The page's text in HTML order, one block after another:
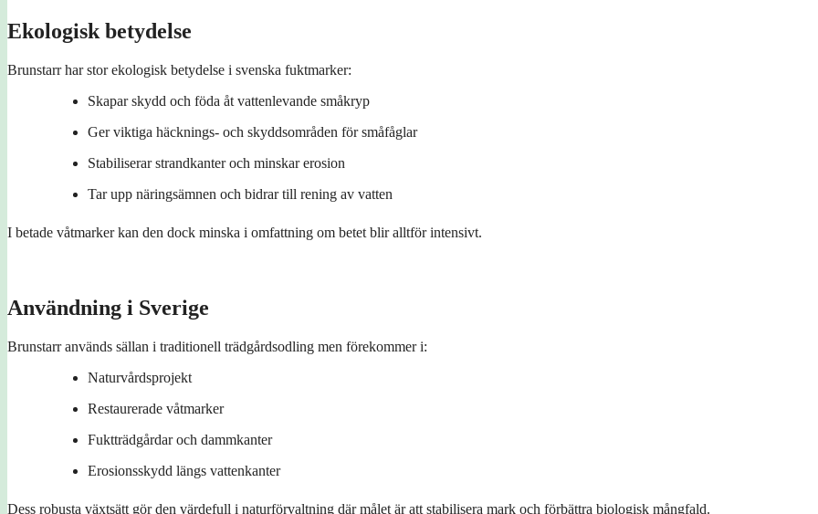
Ekologisk betydelse
Brunstarr har stor ekologisk betydelse i svenska fuktmarker:
Skapar skydd och föda åt vattenlevande småkryp
Ger viktiga häcknings- och skyddsområden för småfåglar
Stabiliserar strandkanter och minskar erosion
Tar upp näringsämnen och bidrar till rening av vatten
I betade våtmarker kan den dock minska i omfattning om betet blir alltför intensivt.
Användning i Sverige
Brunstarr används sällan i traditionell trädgårdsodling men förekommer i:
Naturvårdsprojekt
Restaurerade våtmarker
Fuktträdgårdar och dammkanter
Erosionsskydd längs vattenkanter
Dess robusta växtsätt gör den värdefull i naturförvaltning där målet är att stabilisera mark och förbättra biologisk mångfald.